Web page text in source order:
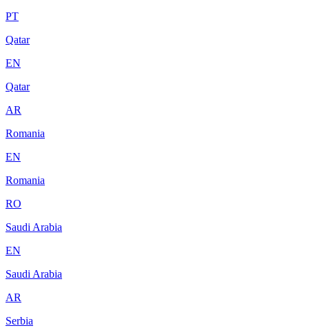
PT
Qatar
EN
Qatar
AR
Romania
EN
Romania
RO
Saudi Arabia
EN
Saudi Arabia
AR
Serbia